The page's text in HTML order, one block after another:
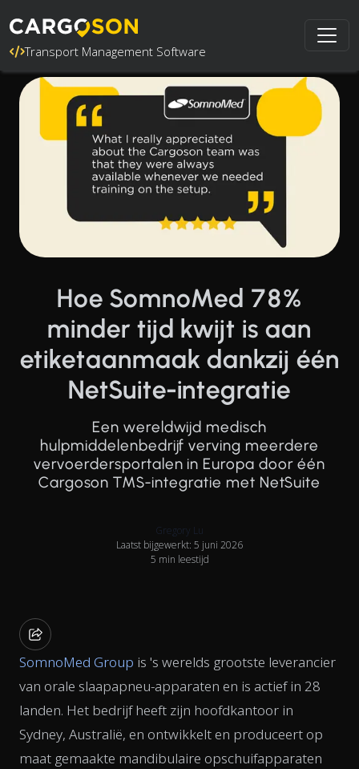
Transport Management Software
Hoe SomnoMed 78%
minder tijd kwijt is aan
etiketaanmaak dankzij één
NetSuite-integratie
Een wereldwijd medisch
hulpmiddelenbedrijf verving meerdere
vervoerdersportalen in Europa door één
Cargoson TMS-integratie met NetSuite
Gregory Lu
Laatst bijgewerkt: 5 juni 2026
5 min leestijd
SomnoMed Group is 's werelds grootste leverancier
van orale slaapapneu-apparaten en is actief in 28
landen. Het bedrijf heeft zijn hoofdkantoor in
Sydney, Australië, en ontwikkelt en produceert op
maat gemaakte mandibulaire opschuifapparaten